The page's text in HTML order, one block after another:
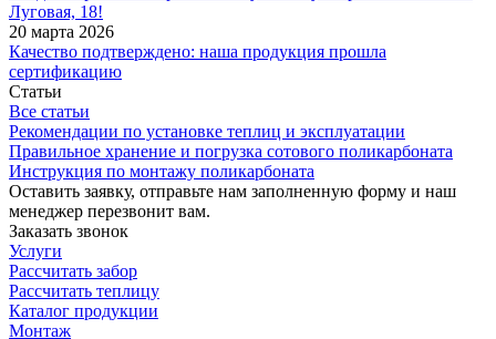
Луговая, 18!
20 марта 2026
Качество подтверждено: наша продукция прошла
сертификацию
Статьи
Все статьи
Рекомендации по установке теплиц и эксплуатации
Правильное хранение и погрузка сотового поликарбоната
Инструкция по монтажу поликарбоната
Оставить заявку, отправьте нам заполненную форму и наш
менеджер перезвонит вам.
Заказать звонок
Услуги
Рассчитать забор
Рассчитать теплицу
Каталог продукции
Монтаж